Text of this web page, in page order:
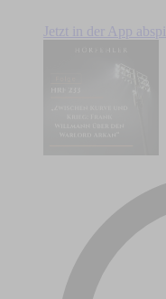
Jetzt in der App